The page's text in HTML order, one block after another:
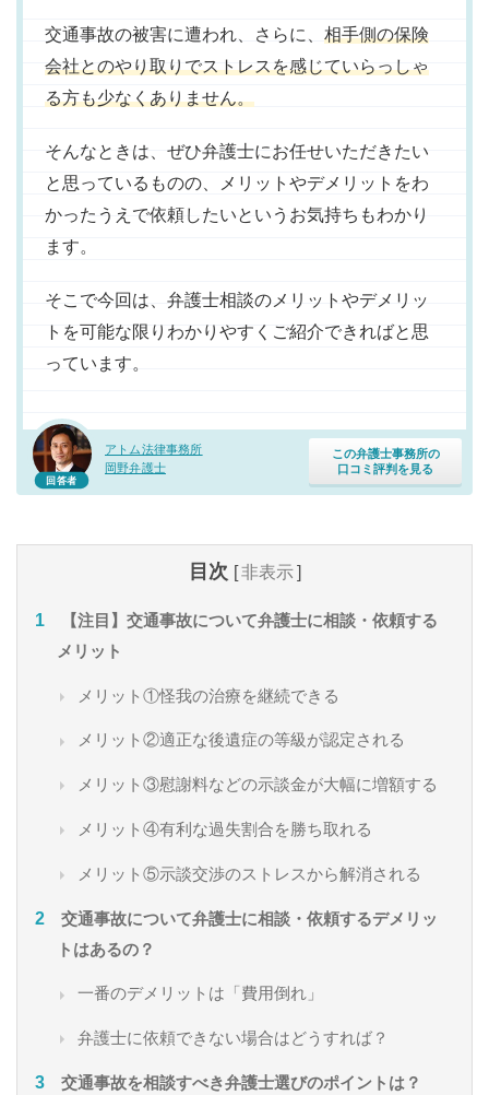
回答者
アトム法律事務所
岡野弁護士
この弁護士事務所の
口コミ評判を見る
交通事故の被害に遭われ、さらに、 相手側の保険
会社とのやり取りでストレスを感じていらっしゃ
る方も少なくありません。
そんなときは、ぜひ弁護士にお任せいただきたい
と思っているものの、メリットやデメリットをわ
かったうえで依頼したいというお気持ちもわかり
ます。
そこで今回は、弁護士相談のメリットやデメリッ
トを可能な限りわかりやすくご紹介できればと思
っています。
目次 [非表示]
【注目】交通事故について弁護士に相談・依頼する
メリット
メリット①怪我の治療を継続できる
メリット②適正な後遺症の等級が認定される
メリット③慰謝料などの示談金が大幅に増額する
メリット④有利な過失割合を勝ち取れる
メリット⑤示談交渉のストレスから解消される
交通事故について弁護士に相談・依頼するデメリッ
トはあるの？
一番のデメリットは「費用倒れ」
弁護士に依頼できない場合はどうすれば？
交通事故を相談すべき弁護士選びのポイントは？